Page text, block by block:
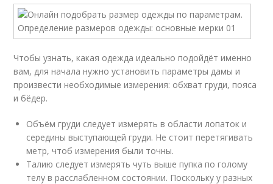
Чтобы узнать, какая одежда идеально подойдёт именно
вам, для начала нужно установить параметры дамы и
произвести необходимые измерения: обхват груди, пояса
и бёдер.
Объём груди следует измерять в области лопаток и
середины выступающей груди. Не стоит перетягивать
метр, чтоб измерения были точны.
Талию следует измерять чуть выше пупка по голому
телу в расслабленном состоянии. Поскольку у разных